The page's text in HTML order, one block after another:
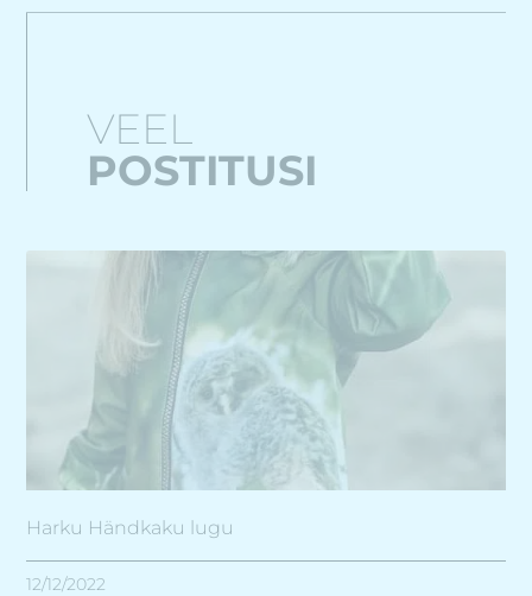
VEEL
POSTITUSI
Harku Händkaku lugu
12/12/2022